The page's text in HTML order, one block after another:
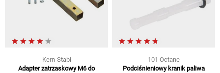
Kern-Stabi
Adapter zatrzaskowy M6 do
101 Octane
Podciśnieniowy kranik paliwa